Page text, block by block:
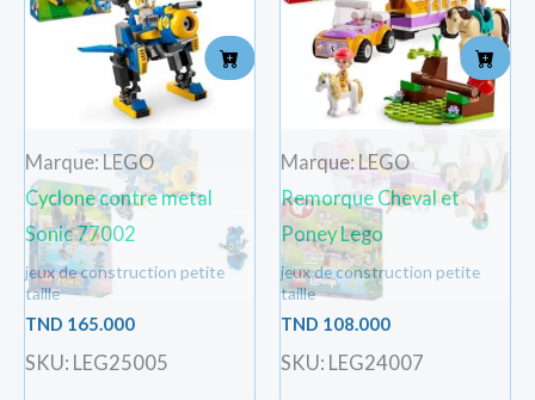
Marque: LEGO
Cyclone contre metal
Sonic 77002
jeux de construction petite
taille
TND 165.000
SKU: LEG25005
Marque: LEGO
Remorque Cheval et
Poney Lego
jeux de construction petite
taille
TND 108.000
SKU: LEG24007